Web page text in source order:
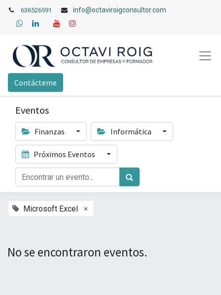
636526591 info@octaviroigconsultor.com
Contácteme
Eventos
Finanzas Informática
Próximos Eventos
Microsoft Excel ×
No se encontraron eventos.